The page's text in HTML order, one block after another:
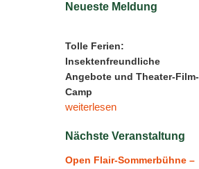
Neueste Meldung
Tolle Ferien:
Insektenfreundliche
Angebote und Theater-Film-
Camp
weiterlesen
Nächste Veranstaltung
Open Flair-Sommerbühne –